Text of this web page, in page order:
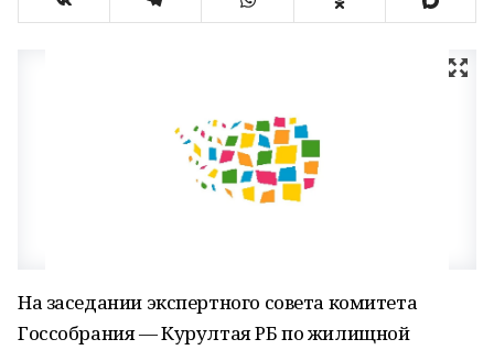
На заседании экспертного совета комитета
Госсобрания — Курултая РБ по жилищной